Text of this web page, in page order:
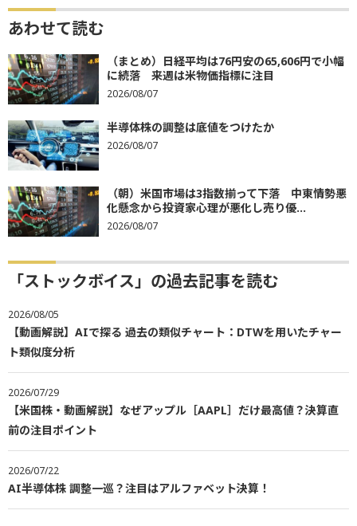
あわせて読む
（まとめ）日経平均は76円安の65,606円で小幅
に続落 来週は米物価指標に注目
2026/08/07
半導体株の調整は底値をつけたか
2026/08/07
（朝）米国市場は3指数揃って下落 中東情勢悪
化懸念から投資家心理が悪化し売り優...
2026/08/07
「ストックボイス」の過去記事を読む
2026/08/05
【動画解説】AIで探る 過去の類似チャート：DTWを用いたチャー
ト類似度分析
2026/07/29
【米国株・動画解説】なぜアップル［AAPL］だけ最高値？決算直
前の注目ポイント
2026/07/22
AI半導体株 調整一巡？注目はアルファベット決算！